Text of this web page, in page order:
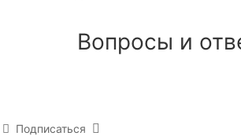
Вопросы и
Подписаться